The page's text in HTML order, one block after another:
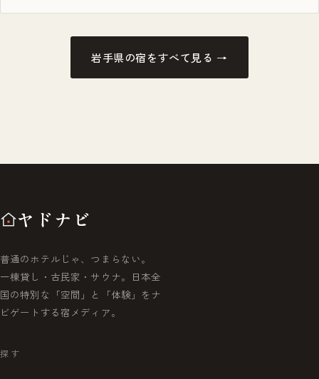
岩手県の宿をすべて見る →
ヤドナビ
普通のホテルじゃ、つまらない。
一棟貸し・古民家・サウナ。日本全
国の特別な「空間」と「体験」をナ
ビゲートする宿メディア。
探す